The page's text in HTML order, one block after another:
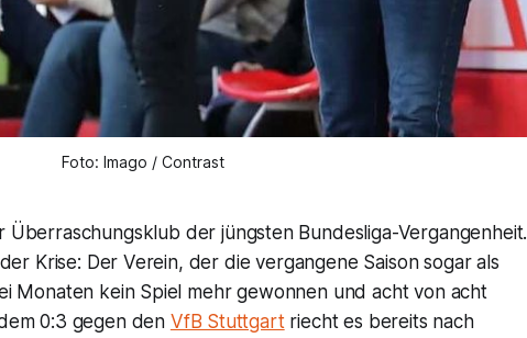
Foto: Imago / Contrast
Überraschungsklub der jüngsten Bundesliga-Vergangenheit.
Krise: Der Verein, der die vergangene Saison sogar als
Monaten kein Spiel mehr gewonnen und acht von acht
0:3 gegen den VfB Stuttgartriecht es bereits nach